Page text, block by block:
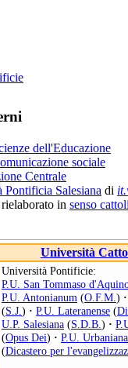
dell'Educazione
sociale
Centrale
Pontificia Salesiana di
rielaborato in senso
Università
Università Pontificie:
P.U. San Tommaso
P.U. Antonianum (O.F.M. ) ·
(S.J. ) · P.U. Lateranense (
U.P. Salesiana (S.D.B. ) ·
(Opus Dei) · P.U. Urbaniana
(Dicastero per